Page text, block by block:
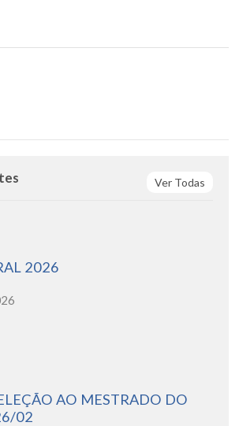
Ver Todas
2026
AO MESTRADO DO
02